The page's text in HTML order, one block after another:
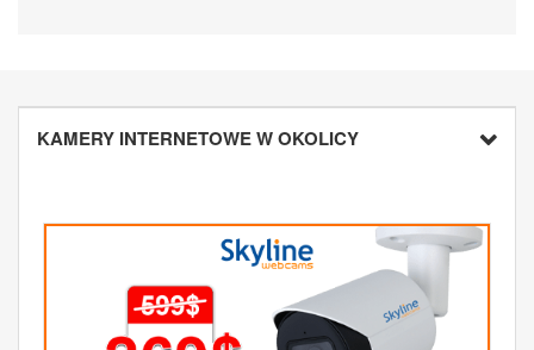
KAMERY INTERNETOWE W OKOLICY